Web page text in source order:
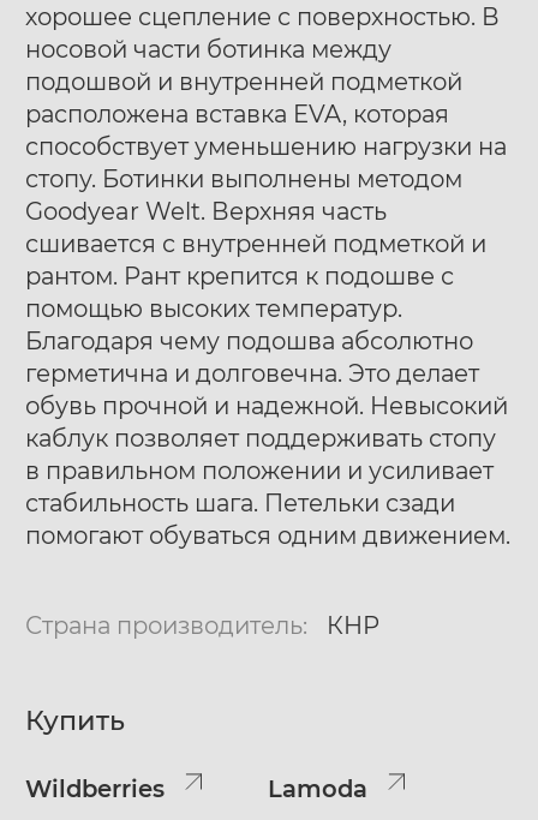
хорошее сцепление с поверхностью. В
носовой части ботинка между
подошвой и внутренней подметкой
расположена вставка EVA, которая
способствует уменьшению нагрузки на
стопу. Ботинки выполнены методом
Goodyear Welt. Верхняя часть
сшивается с внутренней подметкой и
рантом. Рант крепится к подошве с
помощью высоких температур.
Благодаря чему подошва абсолютно
герметична и долговечна. Это делает
обувь прочной и надежной. Невысокий
каблук позволяет поддерживать стопу
в правильном положении и усиливает
стабильность шага. Петельки сзади
помогают обуваться одним движением.
Страна производитель: КНР
Купить
Wildberries Lamoda